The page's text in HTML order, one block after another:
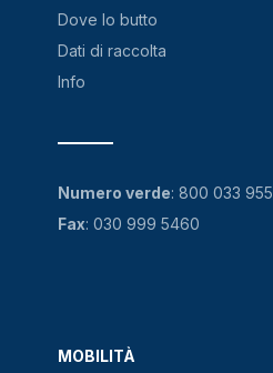
Dove lo butto
Dati di raccolta
Info
MOBILITÀ
Numero verde: 800 033 955
Fax: 030 999 5460